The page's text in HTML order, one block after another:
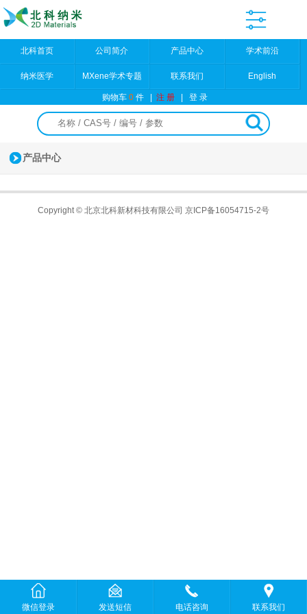
北科首页 公司简介 产品中心 学术前沿
纳米医学 MXene学术专题 联系我们 English
购物车0件 |注 册 |登 录
产品中心
Copyright © 北京北科新材科技有限公司 京ICP备16054715-2号
微信登录 发送短信 电话咨询 联系我们